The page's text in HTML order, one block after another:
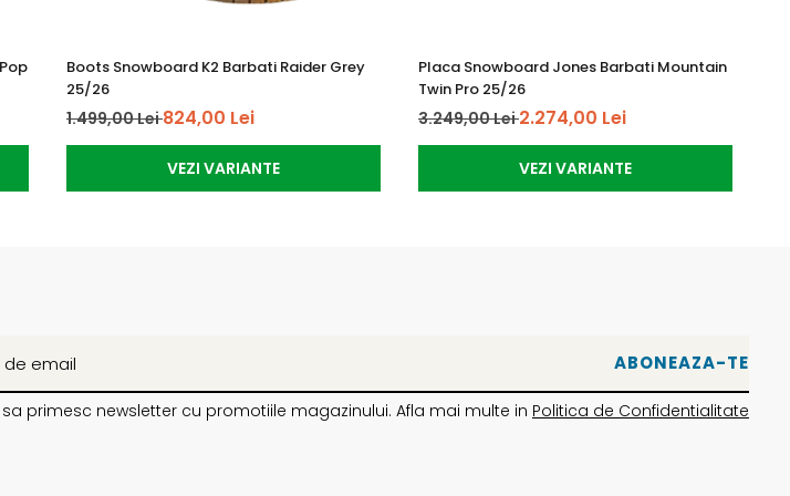
Boots Snowboard K2 Barbati Raider Grey
25/26
1.499,00 Lei824,00 Lei
VEZI VARIANTE
Placa Snowboard Jones Barbati Mountain
Twin Pro 25/26
3.249,00 Lei2.274,00 Lei
VEZI VARIANTE
primesc newsletter cu promotiile magazinului. Afla mai multe in Politica de Confidentialitate